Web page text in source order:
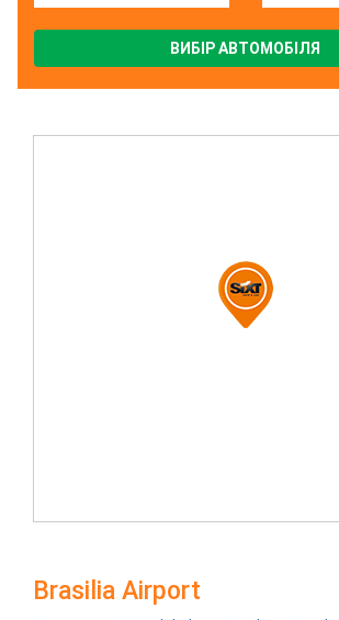
ВИБІР АВТОМОБІЛЯ
Brasilia Airport